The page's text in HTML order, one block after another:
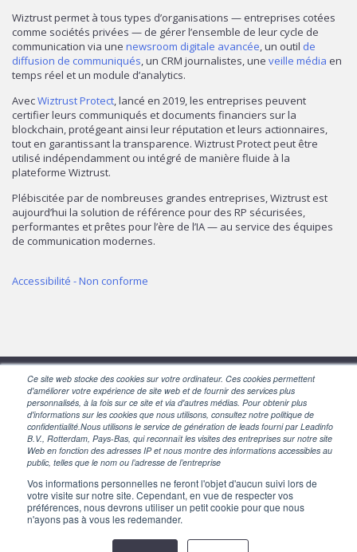
Ce site web stocke des cookies sur votre ordinateur. Ces cookies permettent
d'améliorer votre expérience de site web et de fournir des services plus
personnalisés, à la fois sur ce site et via d'autres médias. Pour obtenir plus
d'informations sur les cookies que nous utilisons, consultez notre politique de
confidentialité.Nous utilisons le service de génération de leads fourni par Leadinfo
B.V., Rotterdam, Pays-Bas, qui reconnaît les visites des entreprises sur notre site
Web en fonction des adresses IP et nous montre des informations accessibles au
public, telles que le nom ou l’adresse de l’entreprise
Vos informations personnelles ne feront l'objet d'aucun suivi lors de
votre visite sur notre site. Cependant, en vue de respecter vos
préférences, nous devrons utiliser un petit cookie pour que nous
n'ayons pas à vous les redemander.
Wiztrust permet à tous types d’organisations — entreprises cotées
comme sociétés privées — de gérer l’ensemble de leur cycle de
communication via une newsroom digitale avancée, un outil de
diffusion de communiqués, un CRM journalistes, une veille média en
temps réel et un module d’analytics.
AvecWiztrust Protect, lancé en 2019, les entreprises peuvent
certifier leurs communiqués et documents financiers sur la
blockchain, protégeant ainsi leur réputation et leurs actionnaires,
tout en garantissant la transparence. Wiztrust Protect peut être
utilisé indépendamment ou intégré de manière fluide à la
plateforme Wiztrust.
Plébiscitée par de nombreuses grandes entreprises, Wiztrust est
aujourd’hui la solution de référence pour des RP sécurisées,
performantes et prêtes pour l’ère de l’IA — au service des équipes
de communication modernes.
Accessibilité - Non conforme
SUIVEZ-NOUS
Powered by